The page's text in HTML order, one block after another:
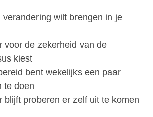
verandering wilt brengen in je
voor de zekerheid van de
kiest
bent wekelijks een paar
te doen
blijft proberen er zelf uit te komen